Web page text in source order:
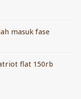
masuk fase
flat 150rb